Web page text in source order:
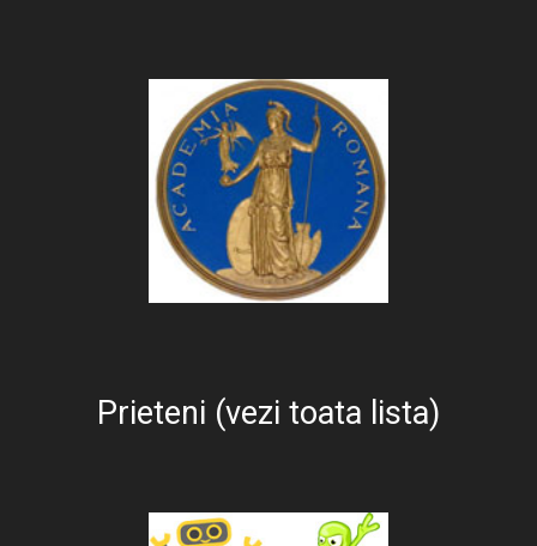
Prieteni (vezi toata lista)